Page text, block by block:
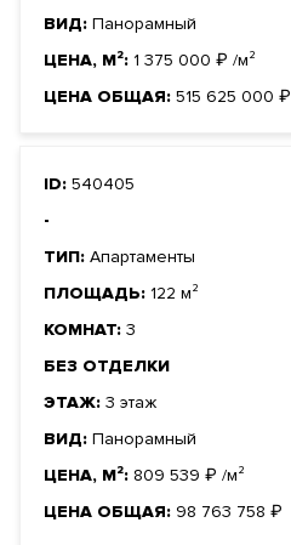
ВИД: Панорамный
ЦЕНА, М²: 1 375 000 ₽ /м²
ЦЕНА ОБЩАЯ: 515 625 000 ₽
ID: 540405
-
ТИП: Апартаменты
ПЛОЩАДЬ: 122 м²
КОМНАТ: 3
БЕЗ ОТДЕЛКИ
ЭТАЖ: 3 этаж
ВИД: Панорамный
ЦЕНА, М²: 809 539 ₽ /м²
ЦЕНА ОБЩАЯ: 98 763 758 ₽